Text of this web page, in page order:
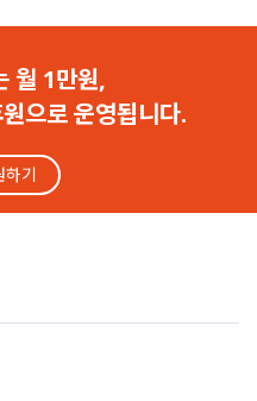
헌심판대에 올립니다
월 1만원,
으로 운영됩니다.
하기